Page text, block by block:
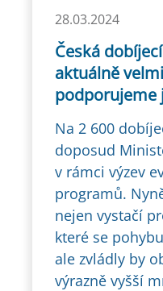
28.03.2024
Česká
aktuálně
podporujeme
Na 2 600
doposud
v rámci výzev
programů.
nejen vystačí
které se
ale zvládly by
výrazně vyšší